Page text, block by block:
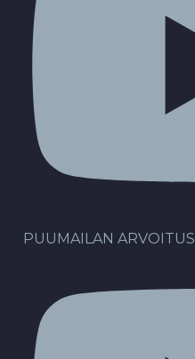
PUUMAILAN ARVOITUS